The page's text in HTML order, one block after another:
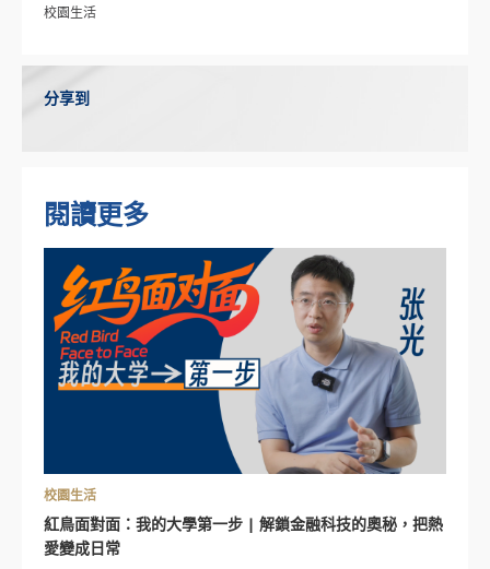
校園生活
分享到
閱讀更多
校園生活
紅鳥面對面：我的大學第一步 | 解鎖金融科技的奧秘，把熱
愛變成日常